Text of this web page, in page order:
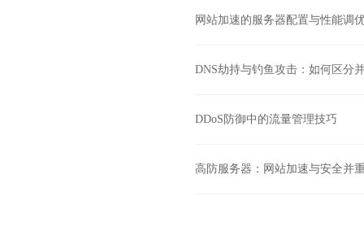
网站加速的服务器配置与性能调
DNS劫持与钓鱼攻击：如何区分
DDoS防御中的流量管理技巧
高防服务器：网站加速与安全并